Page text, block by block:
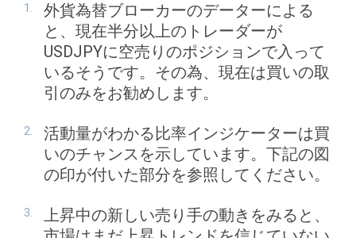
外貨為替ブローカーのデーターによる
と、現在半分以上のトレーダーが
USDJPYに空売りのポジションで入って
いるそうです。その為、現在は買いの取
引のみをお勧めします。
活動量がわかる比率インジケーターは買
いのチャンスを示しています。下記の図
の印が付いた部分を参照してください。
上昇中の新しい売り手の動きをみると、